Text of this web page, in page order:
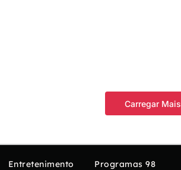
Carregar Mais
Entretenimento
Programas 98